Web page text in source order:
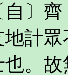
〕
計
。